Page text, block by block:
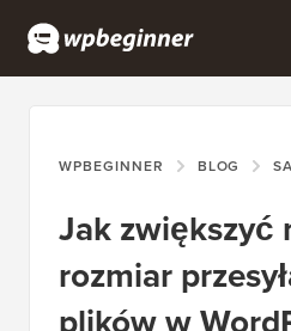
WPBEGINNER BLOG
Jak zwiększyć
rozmiar